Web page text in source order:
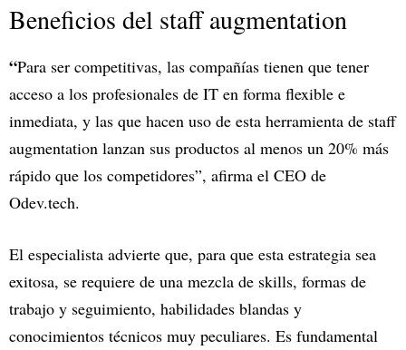
Beneficios del staff augmentation
“Para ser competitivas, las compañías tienen que tener
acceso a los profesionales de IT en forma flexible e
inmediata, y las que hacen uso de esta herramienta de staff
augmentation lanzan sus productos al menos un 20% más
rápido que los competidores”, afirma el CEO de
Odev.tech.
El especialista advierte que, para que esta estrategia sea
exitosa, se requiere de una mezcla de skills, formas de
trabajo y seguimiento, habilidades blandas y
conocimientos técnicos muy peculiares. Es fundamental